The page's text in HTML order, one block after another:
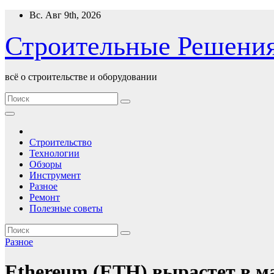
Перейти
содержимому
Вс. Авг 9th, 2026
Строительные
всё о строительстве и оборудовании
Строительство
Технологии
Обзоры
Инструмент
Разное
Ремонт
Полезные советы
Разное